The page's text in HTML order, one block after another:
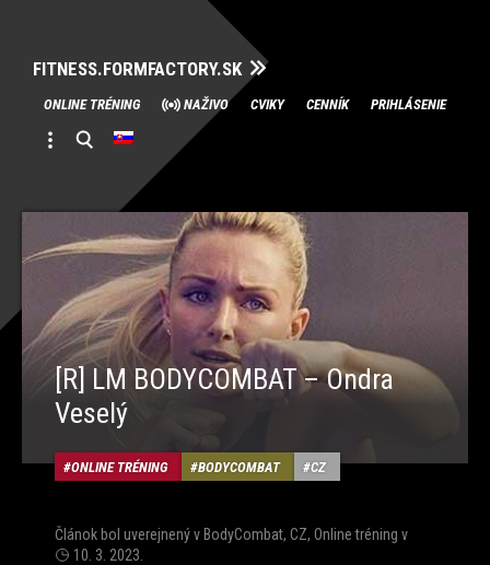
FITNESS.FORMFACTORY.SK
Skip
to
content
ONLINE TRÉNING NAŽIVO CVIKY CENNÍK PRIHLÁSENIE
[R] LM BODYCOMBAT – Ondra
Veselý
ONLINE TRÉNING BODYCOMBAT CZ
Článok bol uverejnený vBodyCombat, CZ, Online tréning v
10. 3. 2023